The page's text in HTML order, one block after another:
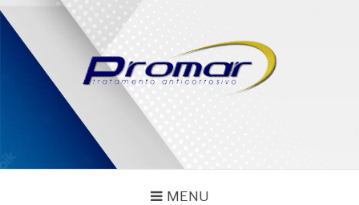
Pular
para
conteúdo
PROMAR
MENU